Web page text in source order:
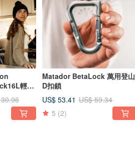
輕量
Matador BetaLock 萬用登山
D扣鎖
US$ 53.41 US$ 59.34
5 (2)